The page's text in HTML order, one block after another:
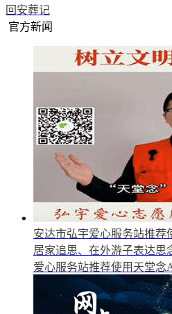
回安葬记
官方新闻
安达市弘宇爱心服务站推荐
居家追思、在外游子表达思
爱心服务站推荐使用天堂念